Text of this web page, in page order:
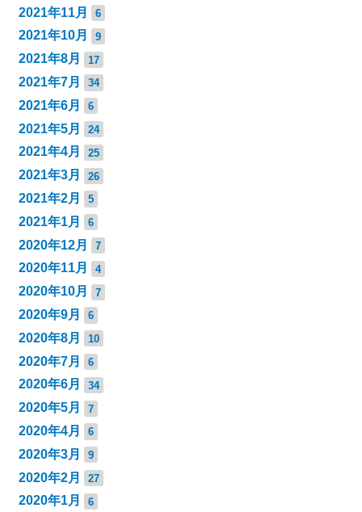
2021年11月 6
2021年10月 9
2021年8月 17
2021年7月 34
2021年6月 6
2021年5月 24
2021年4月 25
2021年3月 26
2021年2月 5
2021年1月 6
2020年12月 7
2020年11月 4
2020年10月 7
2020年9月 6
2020年8月 10
2020年7月 6
2020年6月 34
2020年5月 7
2020年4月 6
2020年3月 9
2020年2月 27
2020年1月 6